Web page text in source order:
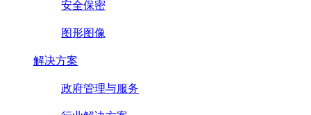
安全保密
图形图像
解决方案
政府管理与服务